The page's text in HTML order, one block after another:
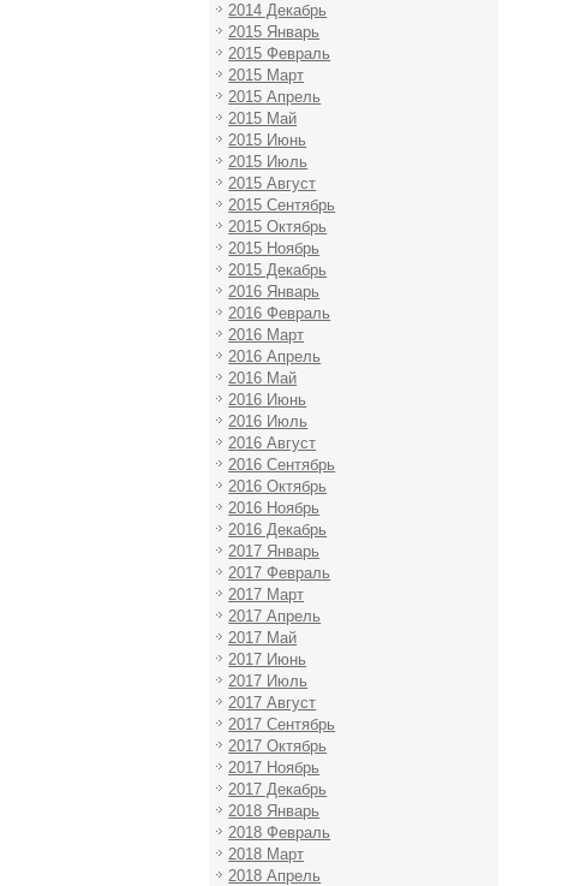
2014 Декабрь
2015 Январь
2015 Февраль
2015 Март
2015 Апрель
2015 Май
2015 Июнь
2015 Июль
2015 Август
2015 Сентябрь
2015 Октябрь
2015 Ноябрь
2015 Декабрь
2016 Январь
2016 Февраль
2016 Март
2016 Апрель
2016 Май
2016 Июнь
2016 Июль
2016 Август
2016 Сентябрь
2016 Октябрь
2016 Ноябрь
2016 Декабрь
2017 Январь
2017 Февраль
2017 Март
2017 Апрель
2017 Май
2017 Июнь
2017 Июль
2017 Август
2017 Сентябрь
2017 Октябрь
2017 Ноябрь
2017 Декабрь
2018 Январь
2018 Февраль
2018 Март
2018 Апрель